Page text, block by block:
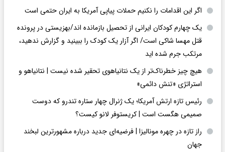
اگر این اقدامات را نکنیم حملات پیاپی آمریکا به ایران حتمی است
یک چهارم کودکان ایرانی از تحصیل بازمانده اند/بهزیستی در پرونده
قتل مهسا شاکی است/ اگر آزار یک کودک را ببینید و گزارش ندهید،
مرتکب جرم شده اید
هیچ چیز خطرناک‌تر از یک نتانیاهوی تحقیر شده نیست | نتانیاهو و
استراتژی «تنش دائمی»
رئیس تازه ارتش آمریکا؛ یک ژنرال چهار ستاره تندرو که دوست
صمیمی هگست است | کریستوفر لانو کیست؟
راز تازه در چهره مونالیزا | فرضیه‌ای جدید درباره مشهورترین لبخند
جهان